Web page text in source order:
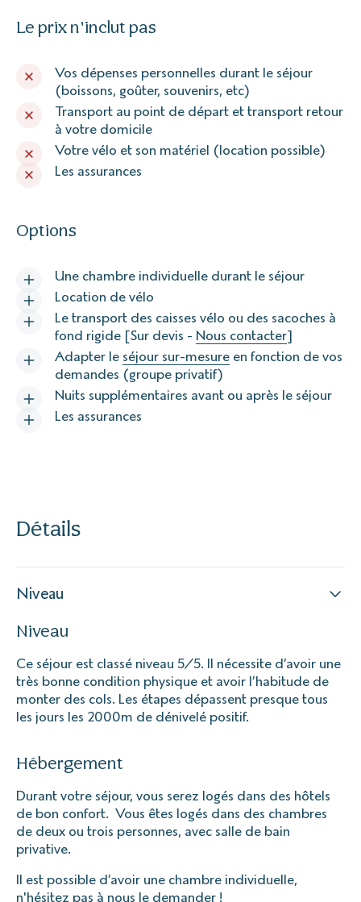
Le prix n'inclut pas
Vos dépenses personnelles durant le séjour
(boissons, goûter, souvenirs, etc)
Transport au point de départ et transport retour
à votre domicile
Votre vélo et son matériel (location possible)
Les assurances
Options
Une chambre individuelle durant le séjour
Location de vélo
Le transport des caisses vélo ou des sacoches à
fond rigide [Sur devis - Nous contacter]
Adapter le séjour sur-mesure en fonction de vos
demandes (groupe privatif)
Nuits supplémentaires avant ou après le séjour
Les assurances
Détails
Niveau
Niveau
Ce séjour est classé niveau 5/5. Il nécessite d’avoir une
très bonne condition physique et avoir l’habitude de
monter des cols. Les étapes dépassent presque tous
les jours les 2000m de dénivelé positif.
Hébergement
Durant votre séjour, vous serez logés dans des hôtels
de bon confort. Vous êtes logés dans des chambres
de deux ou trois personnes, avec salle de bain
privative.
Il est possible d’avoir une chambre individuelle,
n'hésitez pas à nous le demander !